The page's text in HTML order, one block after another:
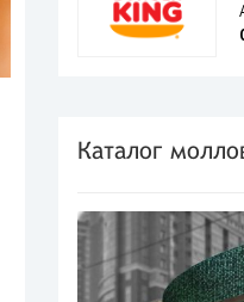
Каталог